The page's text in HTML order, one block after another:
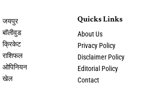
जयपुर
बॉलीवुड
क्रिकेट
राशिफल
ओपिनियन
खेल
Quicks Links
About Us
Privacy Policy
Disclaimer Policy
Editorial Policy
Contact